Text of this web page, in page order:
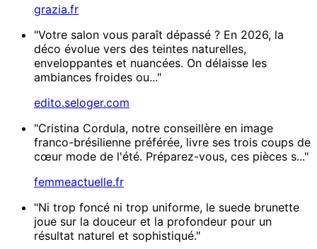
grazia.fr
"Votre salon vous paraît dépassé ? En 2026, la
déco évolue vers des teintes naturelles,
enveloppantes et nuancées. On délaisse les
ambiances froides ou..."
edito.seloger.com
"Cristina Cordula, notre conseillère en image
franco-brésilienne préférée, livre ses trois coups de
cœur mode de l'été. Préparez-vous, ces pièces s..."
femmeactuelle.fr
"Ni trop foncé ni trop uniforme, le suede brunette
joue sur la douceur et la profondeur pour un
résultat naturel et sophistiqué."